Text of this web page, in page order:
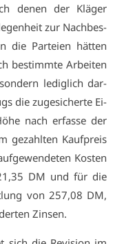
de­nen der Klä­ger
zur Nach­bes­
die Par­tei­en hät­ten
be­stimm­te Ar­bei­ten
le­dig­lich dar­
die zu­ge­si­cher­te Ei­
nach er­fas­se der
ge­zahl­ten Kauf­preis
Kos­ten
DM und für die
von 257,08 DM,
Zin­sen.